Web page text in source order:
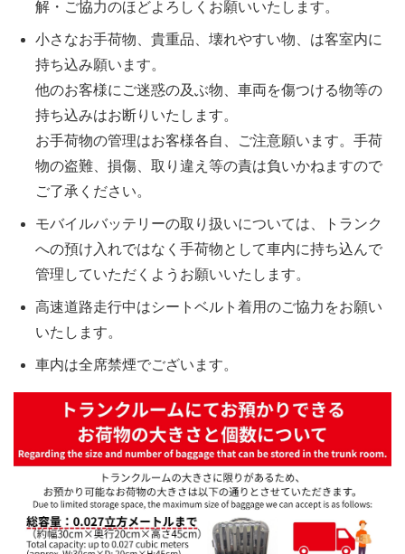
解・ご協力のほどよろしくお願いいたします。
小さなお手荷物、貴重品、壊れやすい物、は客室内に
持ち込み願います。
他のお客様にご迷惑の及ぶ物、車両を傷つける物等の
持ち込みはお断りいたします。
お手荷物の管理はお客様各自、ご注意願います。手荷
物の盗難、損傷、取り違え等の責は負いかねますので
ご了承ください。
モバイルバッテリーの取り扱いについては、トランク
への預け入れではなく手荷物として車内に持ち込んで
管理していただくようお願いいたします。
高速道路走行中はシートベルト着用のご協力をお願い
いたします。
車内は全席禁煙でございます。